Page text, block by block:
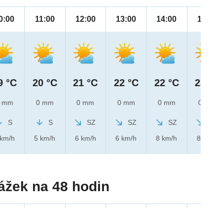
°C
mm
S
h
11:00
20 °C
0 mm
S
5 km/h
12:00
21 °C
0 mm
SZ
6 km/h
13:00
22 °C
0 mm
SZ
6 km/h
14:00
22 °C
0 mm
SZ
8 km/h
15:00
23 °C
0 mm
8 km/h
na 48 hodin